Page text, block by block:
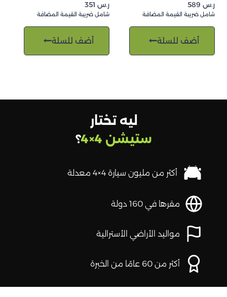
ر.س
شامل ضريبة القيمة المضافة
أضف للسلة
ر.س
شامل ضريبة القيمة المضافة
أضف للسلة
ليه تختار
ستيشن 4×4
؟
أكثر من مليون سيارة 4×4 معدلة
مقرها في 160 دولة
مواليد الأراضي الأسترالية
أكثر من 60 عامًا من الخبرة